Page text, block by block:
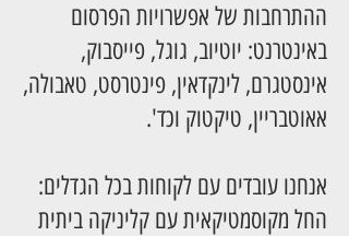
ההתרחבות של אפשרויות הפרסום
באינטרנט: יוטיוב, גוגל, פייסבוק,
אינסטגרם, לינקדאין, פינטרסט, טאבולה,
אאוטבריין, טיקטוק וכד'.
אנחנו עובדים עם לקוחות בכל הגדלים:
החל מקוסמטיקאית עם קליניקה ביתית